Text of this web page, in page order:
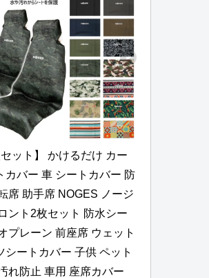
セット】 かけるだけ カー
カバー 車 シートカバー 防
席 助手席 NOGES ノージ
ント2枚セット 防水シー
プレーン 前座席 ウェット
シートカバー 子供 ペット
れ防止 車用 座席カバー